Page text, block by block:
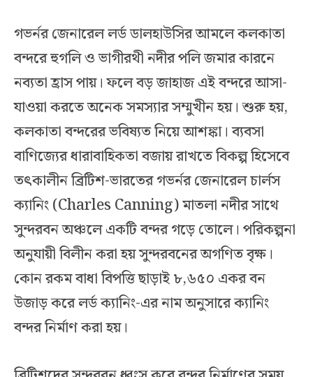
গভর্নর জেনারেল লর্ড ডালহাউসির আমলে কলকাতা
বন্দরে হুগলি ও ভাগীরথী নদীর পলি জমার কারনে
নব্যতা হ্রাস পায়। ফলে বড় জাহাজ এই বন্দরে আসা-
যাওয়া করতে অনেক সমস্যার সম্মুখীন হয়। শুরু হয়,
কলকাতা বন্দরের ভবিষ্যত নিয়ে আশঙ্কা। ব্যবসা
বাণিজ্যের ধারাবাহিকতা বজায় রাখতে বিকল্প হিসেবে
তৎকালীন ব্রিটিশ-ভারতের গভর্নর জেনারেল চার্লস
ক্যানিং (Charles Canning) মাতলা নদীর সাথে
সুন্দরবন অঞ্চলে একটি বন্দর গড়ে তোলে। পরিকল্পনা
অনুযায়ী বিলীন করা হয় সুন্দরবনের অগণিত বৃক্ষ।
কোন রকম বাধা বিপত্তি ছাড়াই ৮,৬৫০ একর বন
উজাড় করে লর্ড ক্যানিং-এর নাম অনুসারে ক্যানিং
বন্দর নির্মাণ করা হয়।